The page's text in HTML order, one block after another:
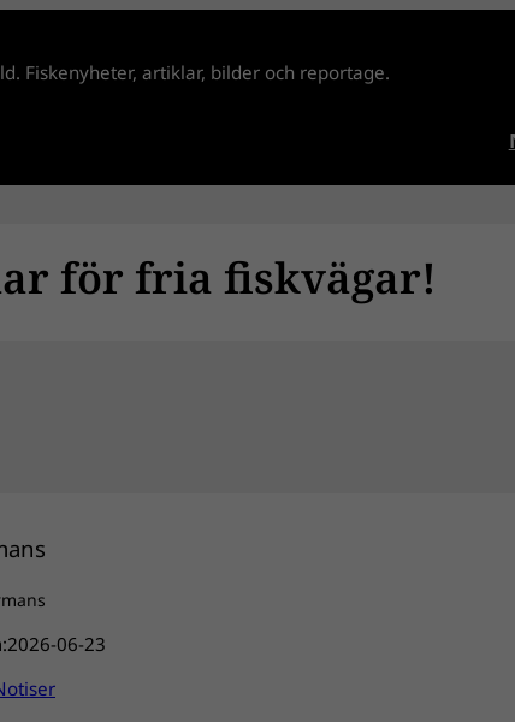
Fiskenyheter, artiklar, bilder och reportage.
för fria fiskvägar!
2026-06-23